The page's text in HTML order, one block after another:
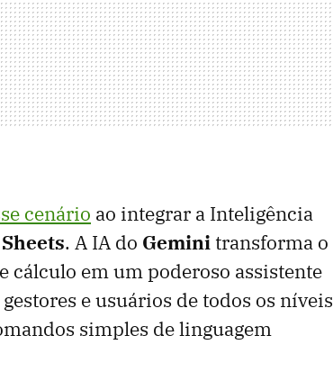
cenário ao integrar a Inteligência
. A IA do Gemini transforma o
cálculo em um poderoso assistente
e usuários de todos os níveis
simples de linguagem